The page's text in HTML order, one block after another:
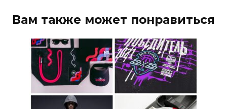
Вам также может понравиться